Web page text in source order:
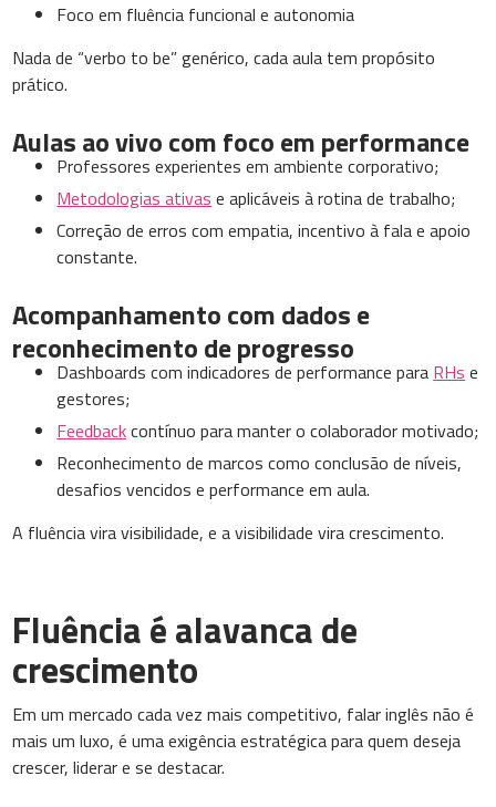
Foco em fluência funcional e autonomia
Nada de “verbo to be” genérico, cada aula tem propósito
prático.
Aulas ao vivo com foco em performance
Professores experientes em ambiente corporativo;
Metodologias ativas e aplicáveis à rotina de trabalho;
Correção de erros com empatia, incentivo à fala e apoio
constante.
Acompanhamento com dados e
reconhecimento de progresso
Dashboards com indicadores de performance para RHs e
gestores;
Feedbackcontínuo para manter o colaborador motivado;
Reconhecimento de marcos como conclusão de níveis,
desafios vencidos e performance em aula.
A fluência vira visibilidade, e a visibilidade vira crescimento.
Fluência é alavanca de
crescimento
Em um mercado cada vez mais competitivo, falar inglês não é
mais um luxo, é uma exigência estratégica para quem deseja
crescer, liderar e se destacar.